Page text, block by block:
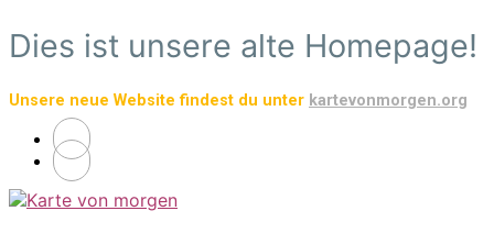
Zum
Hauptinhalt
Dies ist unsere alte Homepage!
Unsere neue Website findest du unter kartevonmorgen.org